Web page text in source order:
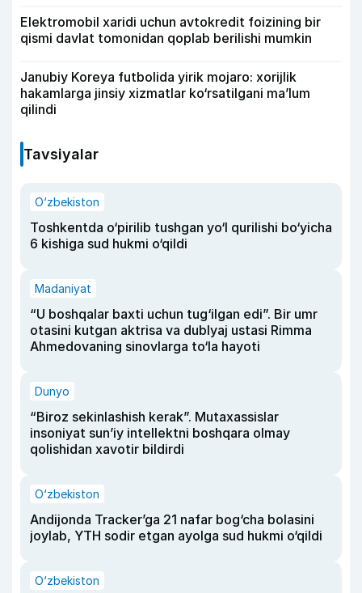
Elektromobil xaridi uchun avtokredit foizining bir
qismi davlat tomonidan qoplab berilishi mumkin
Janubiy Koreya futbolida yirik mojaro: xorijlik
hakamlarga jinsiy xizmatlar ko‘rsatilgani ma’lum
qilindi
Tavsiyalar
O‘zbekiston
Toshkentda o‘pirilib tushgan yo‘l qurilishi bo‘yicha
6 kishiga sud hukmi o‘qildi
Madaniyat
“U boshqalar baxti uchun tug‘ilgan edi”. Bir umr
otasini kutgan aktrisa va dublyaj ustasi Rimma
Ahmedovaning sinovlarga to‘la hayoti
Dunyo
“Biroz sekinlashish kerak”. Mutaxassislar
insoniyat sun’iy intellektni boshqara olmay
qolishidan xavotir bildirdi
O‘zbekiston
Andijonda Tracker’ga 21 nafar bog‘cha bolasini
joylab, YTH sodir etgan ayolga sud hukmi o‘qildi
O‘zbekiston